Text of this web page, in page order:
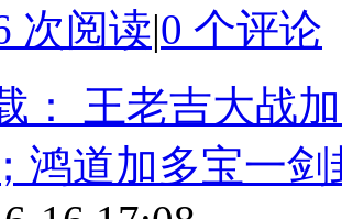
次阅读|0 个评论
： 王老吉大战
鸿道加多宝一剑